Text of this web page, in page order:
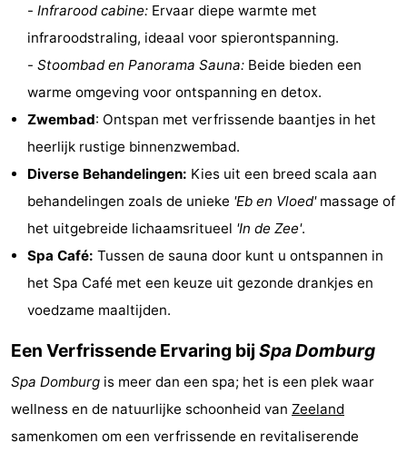
doen
Musea
Monumenten
Vuurtorens
Uitkijkpunten
Attracties
Speeltuinen
Binnenspeeltuinen
Bowlen
Wellness
centra
Dorpen
&
Natuur
- Infrarood cabine: Ervaar diepe warmte met
infraroodstraling, ideaal voor spierontspanning.
- Stoombad en Panorama Sauna: Beide bieden een
warme omgeving voor ontspanning en detox.
Zwembad: Ontspan met verfrissende baantjes in het
heerlijk rustige binnenzwembad.
Diverse Behandelingen: Kies uit een breed scala aan
behandelingen zoals de unieke 'Eb en Vloed'massage of
het uitgebreide lichaamsritueel 'In de Zee'.
Spa Café: Tussen de sauna door kunt u ontspannen in
het Spa Café met een keuze uit gezonde drankjes en
voedzame maaltijden.
Een Verfrissende Ervaring bij Spa Domburg
Spa Domburg is meer dan een spa; het is een plek waar
wellness en de natuurlijke schoonheid van Zeeland
samenkomen om een verfrissende en revitaliserende